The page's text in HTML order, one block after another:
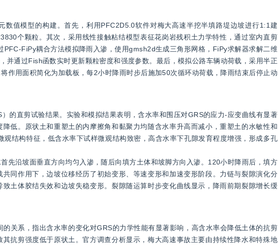
值模型的构建。首先，利用PFC2D5.0软件对梅大高速半挖半填路堤边坡进行1:1建
个颗粒。其次，采用线性接触粘结模型表征花岗岩残积土力学特性，通过室内直剪
FiPy耦合方法模拟降雨入渗，使用gmsh2d生成三角形网格，FiPy求解器求解二维
并通过Fish函数实时更新颗粒密度和强度参数。最后，模拟公路车辆动荷载，采用半正
作用面积简化为加载板，每2小时降雨时步后施加50次循环动荷载，降雨结束后停止动
的直剪试验结果。实验和模拟结果表明，含水率和围压对GRS的应力-应变曲线有显著
低。原状土和重塑土的内摩擦角和黏聚力均随含水率升高而减小，重塑土的水敏性和
结构特征，低含水率下试样微观结构致密，高含水率下孔隙发育程度增强，形成多孔
先沿坡面垂直方向均匀入渗，随后向填方土体和坡脚方向入渗。120小时降雨后，填方
同作用下，边坡位移经历了初始变形、等速变形和加速变形阶段。力链与裂隙演化分
土体胶结失效和边坡失稳变形。裂隙随运算时步变化曲线显示，降雨前期裂隙增长缓
关系，指出含水率的变化对GRS的力学性能有显著影响，高含水率会降低土体的抗剪
抗剪强度低于原状土。官方调查分析显示，梅大高速事故主要由持续性降水和特殊地